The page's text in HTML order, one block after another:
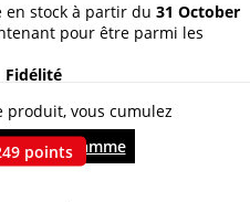
stock à partir du 31 October
pour être parmi les
Fidélité
produit, vous cumulez
points
le programme